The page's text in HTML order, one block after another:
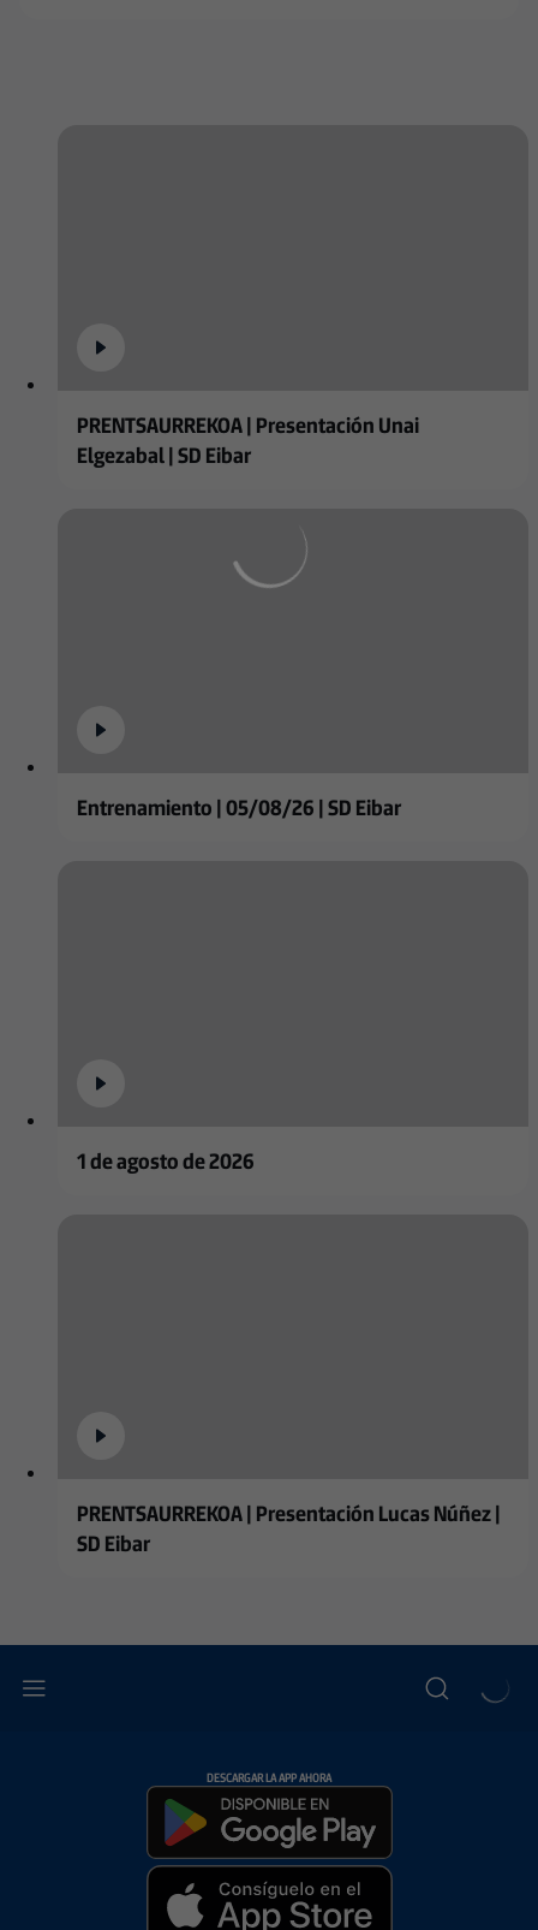
PRENTSAURREKOA | Presentación Unai
Elgezabal | SD Eibar
Entrenamiento | 05/08/26 | SD Eibar
1 de agosto de 2026
PRENTSAURREKOA | Presentación Lucas Núñez |
SD Eibar
DESCARGAR LA APP AHORA